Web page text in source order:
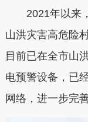
2021年以来，
山洪灾害高危险
目前已在全市山
电预警设备，已
网络，进一步完